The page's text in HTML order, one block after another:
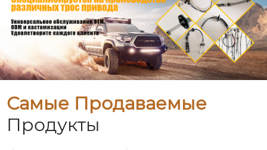
Самые Продаваемые
Продукты